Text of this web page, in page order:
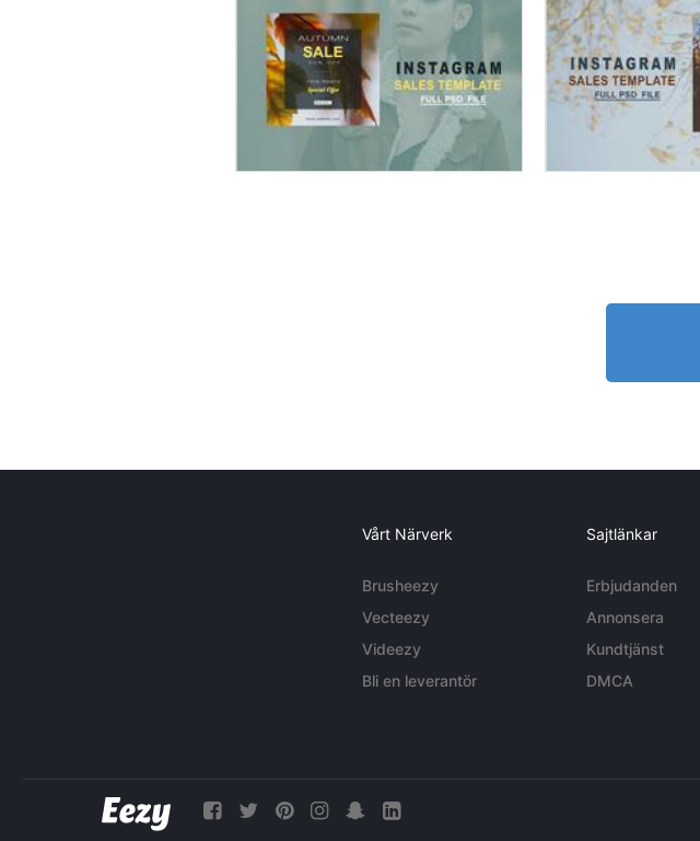
Vårt Närverk
Brusheezy
Vecteezy
Videezy
Bli en leverantör
Sajtlänkar
Erbjudanden
Annonsera
Kundtjänst
DMCA